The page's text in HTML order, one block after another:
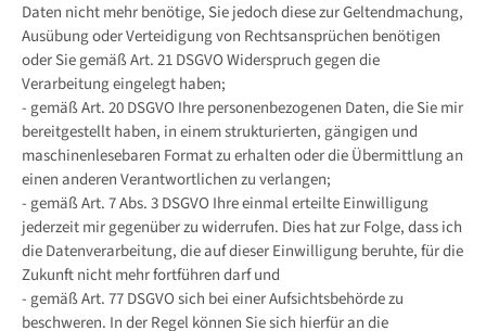
Daten nicht mehr benötige, Sie jedoch diese zur Geltendmachung,
Ausübung oder Verteidigung von Rechtsansprüchen benötigen
oder Sie gemäß Art. 21 DSGVO Widerspruch gegen die
Verarbeitung eingelegt haben;
- gemäß Art. 20 DSGVO Ihre personenbezogenen Daten, die Sie mir
bereitgestellt haben, in einem strukturierten, gängigen und
maschinenlesebaren Format zu erhalten oder die Übermittlung an
einen anderen Verantwortlichen zu verlangen;
- gemäß Art. 7 Abs. 3 DSGVO Ihre einmal erteilte Einwilligung
jederzeit mir gegenüber zu widerrufen. Dies hat zur Folge, dass ich
die Datenverarbeitung, die auf dieser Einwilligung beruhte, für die
Zukunft nicht mehr fortführen darf und
- gemäß Art. 77 DSGVO sich bei einer Aufsichtsbehörde zu
beschweren. In der Regel können Sie sich hierfür an die